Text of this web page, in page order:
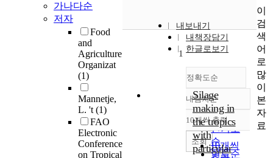
가나다순
저자
Food
and
Agriculture
Organizat
(1)
Mannetje,
L. 't(1)
FAO
Electronic
Conference
on Tropical
내보내기
내책장담기
한글로보기
정확도순
정확도
순
인기도
순
연도순
내림차순
내림차순
10개씩 출력
10개씩
조회
1
Silage
making in
the tropics
with
particular
이
검
색
어
로
많
이
본
자
료